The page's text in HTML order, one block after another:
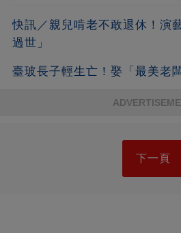
快訊／親兒啃老不敢退休！演
過世」
臺玻長子輕生亡！娶「最美老
下一頁